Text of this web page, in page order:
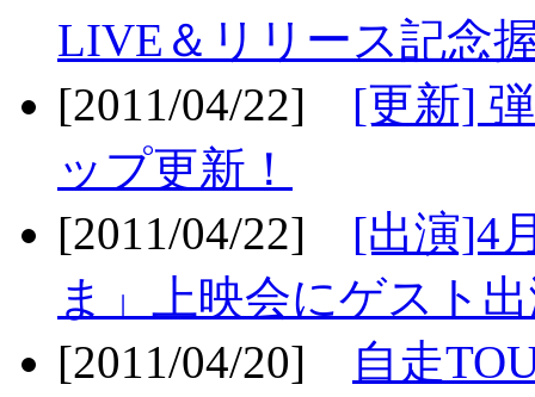
LIVE＆リリース記念
[2011/04/22] [更新]
ップ更新！
[2011/04/22] [出演]4
ま」上映会にゲスト
[2011/04/20]
自走